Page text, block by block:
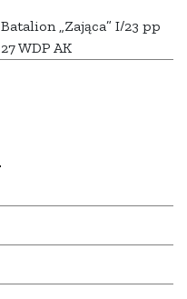
Batalion „Zająca” I/23 pp
27 WDP AK